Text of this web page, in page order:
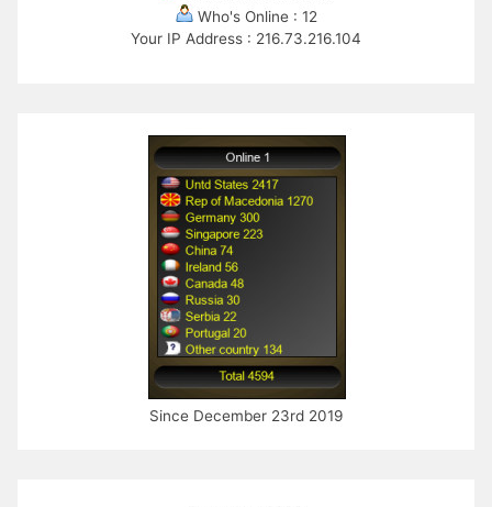
Who's Online : 12
Your IP Address : 216.73.216.104
Since December 23rd 2019